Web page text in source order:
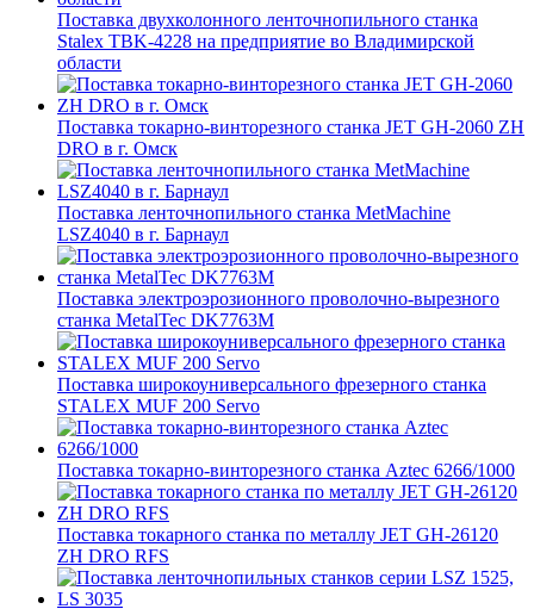
Поставка двухколонного ленточнопильного станка
Stalex TBK-4228 на предприятие во Владимирской
области
Поставка токарно-винторезного станка JET GH-2060 ZH
DRO в г. Омск
Поставка ленточнопильного станка MetMachine
LSZ4040 в г. Барнаул
Поставка электроэрозионного проволочно-вырезного
станка MetalTec DK7763M
Поставка широкоуниверсального фрезерного станка
STALEX MUF 200 Servo
Поставка токарно-винторезного станка Aztec 6266/1000
Поставка токарного станка по металлу JET GH-26120
ZH DRO RFS